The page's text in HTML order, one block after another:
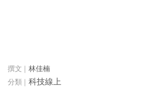
林佳楠
科技線上